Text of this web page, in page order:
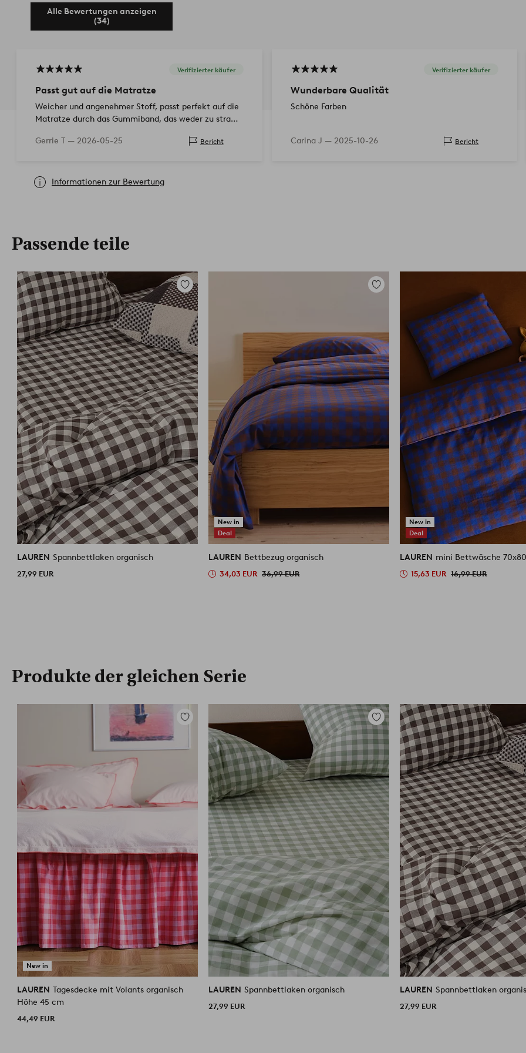
Alle Bewertungen anzeigen
(34)
Verifizierter käufer
Passt gut auf die Matratze
Weicher und angenehmer Stoff, passt perfekt auf die
Matratze durch das Gummiband, das weder zu straff
Gerrie T — 2026-05-25 Bericht
Verifizierter käufer
Wunderbare Qualität
Schöne Farben
Carina J — 2025-10-26 Bericht
Informationen zur Bewertung
Passende teile
Zu
Favoriten
hinzufügen
LAUREN Spannbettlaken organisch
27,99 EUR
New in
Deal
Zu
LAUREN Bettbezug organisch
34,03 EUR 36,99 EUR
New in
Deal
LAUREN mini Bettwäsche
15,63 EUR 16,99 EUR
Produkte der gleichen Serie
New in
Zu
Favoriten
hinzufügen
LAUREN Tagesdecke mit Volants organisch
Höhe 45 cm
44,49 EUR
Zu
Favoriten
hinzufügen
LAUREN Spannbettlaken organisch
27,99 EUR
LAUREN Spannbettlaken
27,99 EUR